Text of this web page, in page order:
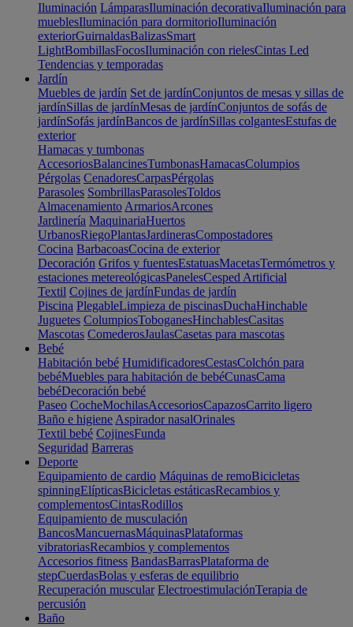
Iluminación LámparasIluminación decorativaIluminación para
mueblesIluminación para dormitorioIluminación
exteriorGuirnaldasBalizasSmart
LightBombillasFocosIluminación con rielesCintas Led
Tendencias y temporadas
Jardín
Muebles de jardín Set de jardínConjuntos de mesas y sillas de
jardínSillas de jardínMesas de jardínConjuntos de sofás de
jardínSofás jardínBancos de jardínSillas colgantesEstufas de
exterior
Hamacas y tumbonas
AccesoriosBalancinesTumbonasHamacasColumpios
Pérgolas CenadoresCarpasPérgolas
Parasoles SombrillasParasolesToldos
Almacenamiento ArmariosArcones
Jardinería MaquinariaHuertos
UrbanosRiegoPlantasJardinerasCompostadores
Cocina BarbacoasCocina de exterior
Decoración Grifos y fuentesEstatuasMacetasTermómetros y
estaciones metereológicasPanelesCesped Artificial
Textil Cojines de jardínFundas de jardín
Piscina PlegableLimpieza de piscinasDuchaHinchable
Juguetes ColumpiosToboganesHinchablesCasitas
Mascotas ComederosJaulasCasetas para mascotas
Bebé
Habitación bebé HumidificadoresCestasColchón para
bebéMuebles para habitación de bebéCunasCama
bebéDecoración bebé
Paseo CocheMochilasAccesoriosCapazosCarrito ligero
Baño e higiene Aspirador nasalOrinales
Textil bebé CojinesFunda
Seguridad Barreras
Deporte
Equipamiento de cardio Máquinas de remoBicicletas
spinningElípticasBicicletas estáticasRecambios y
complementosCintasRodillos
Equipamiento de musculación
BancosMancuernasMáquinasPlataformas
vibratoriasRecambios y complementos
Accesorios fitness BandasBarrasPlataforma de
stepCuerdasBolas y esferas de equilibrio
Recuperación muscular ElectroestimulaciónTerapia de
percusión
Baño